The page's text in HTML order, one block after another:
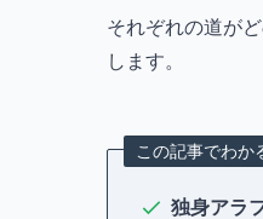
それぞれの道が
します。
この記事でわか
独身アラ